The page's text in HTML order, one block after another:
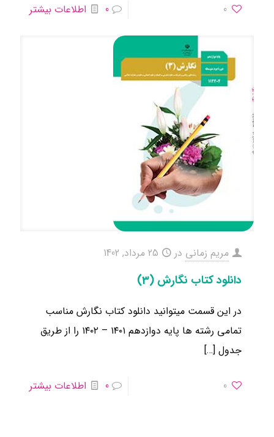
0
0 اطلاعات بیشتر
مریم زمانی در 25 مرداد, 1402
دانلود کتاب نگارش (3)
در این قسمت میتوانید دانلود کتاب نگارش مناسب
تمامی رشته ها ​پایه دوازدهم ۱۴۰۱ – ۱۴۰۲ را از طریق
جدول […]
0
0 اطلاعات بیشتر